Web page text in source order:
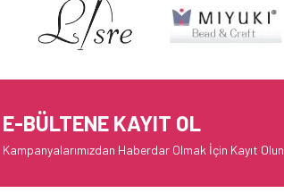
E-BÜLTENE KAYIT OL
Kampanyalarımızdan Haberdar Olmak İçin Kayıt Olun